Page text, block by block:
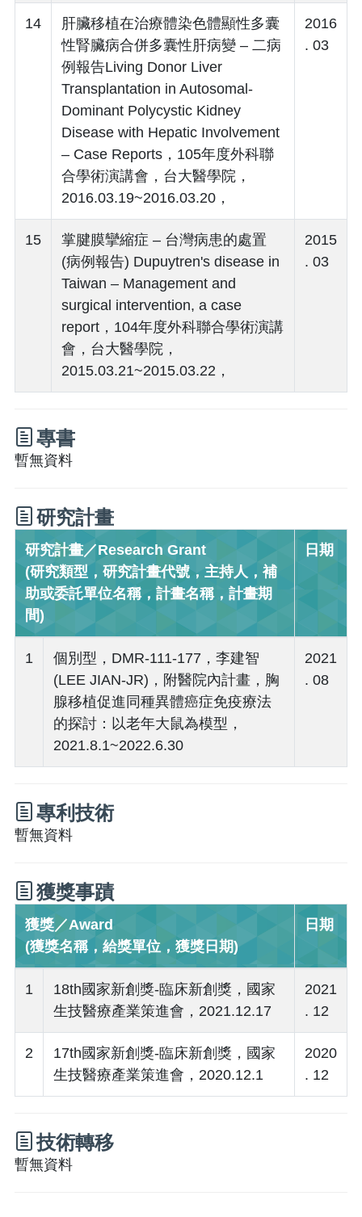
14
肝臟移植在治療體染色體顯性多囊
性腎臟病合併多囊性肝病變 – 二病
例報告Living Donor Liver
Transplantation in Autosomal-
Dominant Polycystic Kidney
Disease with Hepatic Involvement
– Case Reports，105年度外科聯
合學術演講會，台大醫學院，
2016.03.19~2016.03.20，
2016
. 03
15
掌腱膜攣縮症 – 台灣病患的處置
(病例報告) Dupuytren's disease in
Taiwan – Management and
surgical intervention, a case
report，104年度外科聯合學術演講
會，台大醫學院，
2015.03.21~2015.03.22，
2015
. 03
專書
暫無資料
研究計畫
研究計畫／Research Grant
(研究類型，研究計畫代號，主持人，補
助或委託單位名稱，計畫名稱，計畫期
間)
日期
1
個別型，DMR-111-177，李建智
(LEE JIAN-JR)，附醫院內計畫，胸
腺移植促進同種異體癌症免疫療法
的探討：以老年大鼠為模型，
2021.8.1~2022.6.30
2021
. 08
專利技術
暫無資料
獲獎事蹟
獲獎／Award
(獲獎名稱，給獎單位，獲獎日期)
日期
1
18th國家新創獎-臨床新創獎，國家
生技醫療產業策進會，2021.12.17
2021
. 12
2
17th國家新創獎-臨床新創獎，國家
生技醫療產業策進會，2020.12.1
2020
. 12
技術轉移
暫無資料